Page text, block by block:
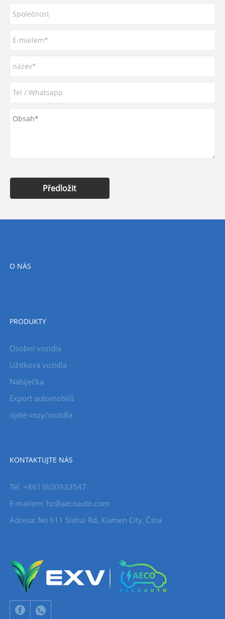
Předložit
O NÁS
PRODUKTY
Osobní vozidla
Užitková vozidla
Nabíječka
Export automobilů
ojeté vozy/vozidla
KONTAKTUJTE NÁS
Tel: +8613600933547
E-mailem: hz@aecoauto.com
Adresa: No 611 Sishui Rd, Xiamen City, Čína